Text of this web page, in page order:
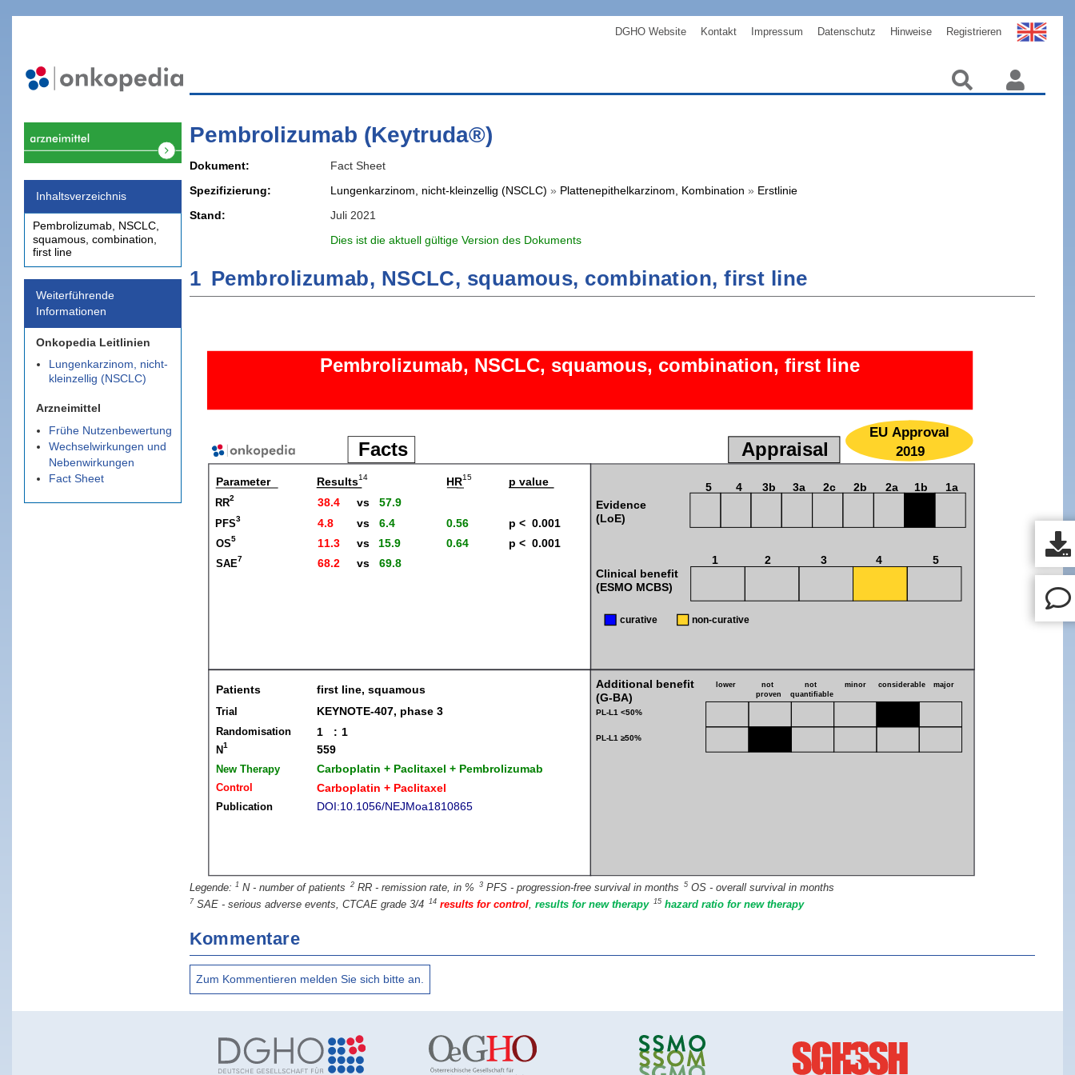
DGHO Website Kontakt Impressum Datenschutz Hinweise Registrieren
Inhaltsverzeichnis
Pembrolizumab, NSCLC,
squamous, combination,
first line
Weiterführende
Informationen
Onkopedia Leitlinien
Lungenkarzinom, nicht-
kleinzellig (NSCLC)
Arzneimittel
Frühe Nutzenbewertung
Wechselwirkungen und
Nebenwirkungen
Fact Sheet
Pembrolizumab (Keytruda®)
Dokument
Fact Sheet
Spezifizierung
Lungenkarzinom, nicht-kleinzellig (NSCLC) » Plattenepithelkarzinom, Kombination » Erstlinie
Stand
Juli 2021
Dies ist die aktuell gültige Version des Dokuments
1 Pembrolizumab, NSCLC, squamous, combination, first line
1 N - number of patients 2 RR - remission rate, in % 3 PFS - progression-free survival in months 5 OS - overall survival in months
7 SAE - serious adverse events, CTCAE grade 3/4 14 results for control, results for new therapy 15 hazard ratio for new therapy
Kommentare